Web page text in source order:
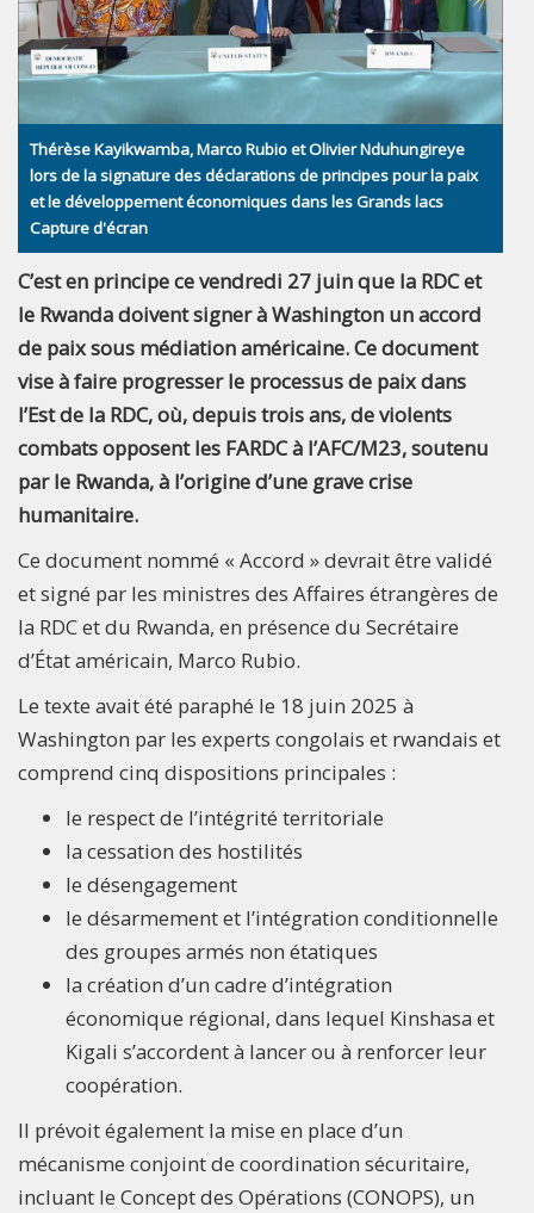
Thérèse Kayikwamba, Marco Rubio et Olivier Nduhungireye
lors de la signature des déclarations de principes pour la paix
et le développement économiques dans les Grands lacs
Capture d'écran
C’est en principe ce vendredi 27 juin que la RDC et
le Rwanda doivent signer à Washington un accord
de paix sous médiation américaine. Ce document
vise à faire progresser le processus de paix dans
l’Est de la RDC, où, depuis trois ans, de violents
combats opposent les FARDC à l’AFC/M23, soutenu
par le Rwanda, à l’origine d’une grave crise
humanitaire.
Ce document nommé « Accord » devrait être validé
et signé par les ministres des Affaires étrangères de
la RDC et du Rwanda, en présence du Secrétaire
d’État américain, Marco Rubio.
Le texte avait été paraphé le 18 juin 2025 à
Washington par les experts congolais et rwandais et
comprend cinq dispositions principales :
le respect de l’intégrité territoriale
la cessation des hostilités
le désengagement
le désarmement et l’intégration conditionnelle
des groupes armés non étatiques
la création d’un cadre d’intégration
économique régional, dans lequel Kinshasa et
Kigali s’accordent à lancer ou à renforcer leur
coopération.
Il prévoit également la mise en place d’un
mécanisme conjoint de coordination sécuritaire,
incluant le Concept des Opérations (CONOPS), un